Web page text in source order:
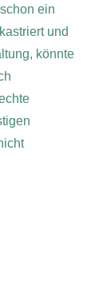
ein
und
könnte